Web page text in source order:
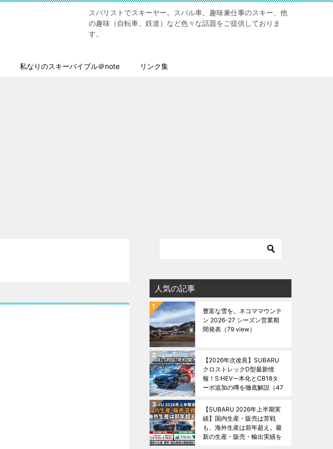
スバリストでスキーヤー。スバル車、趣味兼仕事のスキー、他
の趣味（自転車、鉄道）など色々な話題をご提供しておりま
す。
私なりのスキーバイブル＠note リンク集
人気の記事
豊富な雪を。ネコママウンテ
ン 2026-27 シーズン営業期
間発表 （79 view）
【2026年次改良】SUBARU
クロストレックD型最新情
報！S:HEV一本化とCB18タ
ーボ追加の噂を徹底解説 （47
【SUBARU 2026年上半期実
績】国内生産・販売は苦戦
も、海外生産は前年超え。最
新の生産・販売・輸出実績を